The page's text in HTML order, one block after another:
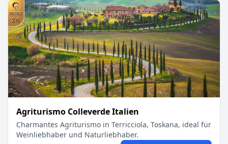
Agriturismo Colleverde Italien
Charmantes Agriturismo in Terricciola, Toskana, ideal für
Weinliebhaber und Naturliebhaber.